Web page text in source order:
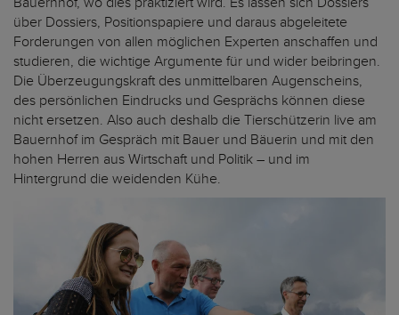
über Dossiers, Positionspapiere und daraus abgeleitete
Forderungen von allen möglichen Experten anschaffen und
studieren, die wichtige Argumente für und wider beibringen.
Die Überzeugungskraft des unmittelbaren Augenscheins,
des persönlichen Eindrucks und Gesprächs können diese
nicht ersetzen. Also auch deshalb die Tierschützerin live am
Bauernhof im Gespräch mit Bauer und Bäuerin und mit den
hohen Herren aus Wirtschaft und Politik – und im
Hintergrund die weidenden Kühe.